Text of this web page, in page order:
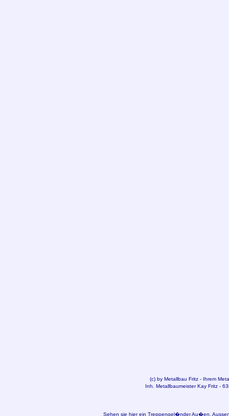
(c) by Metallbau Fritz - Ihrem
Inh. Metallbaumeister Kay Fritz -
Sehen sie hier ein Treppengel�nder Au�en,